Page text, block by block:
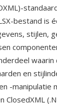
bestand is
stijlen,
en
-manipulatie
ClosedXML